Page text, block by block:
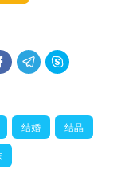
 
结婚 结晶